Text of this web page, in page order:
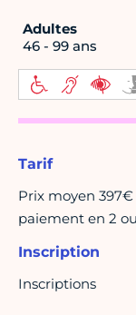
Adultes
46 - 99 ans
Tarif
Prix moyen 397€
paiement en 2
Inscription
Inscriptions